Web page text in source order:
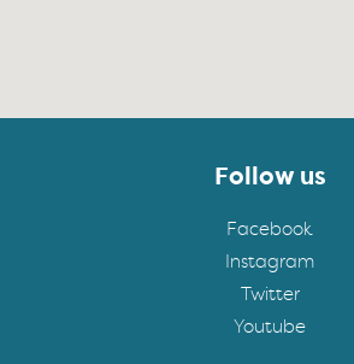
Follow us
Facebook
Instagram
Twitter
Youtube